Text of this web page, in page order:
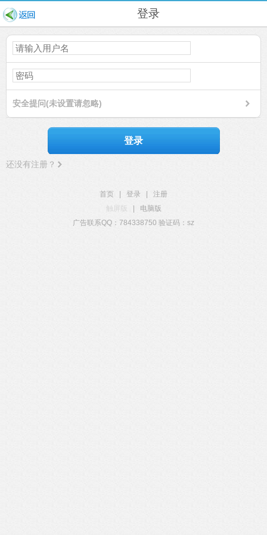
登录
安全提问(未设置请忽略)
登录
还没有注册？
首页 登录
注册
触屏版
电脑版
广告联系QQ：784338750 验证码：sz